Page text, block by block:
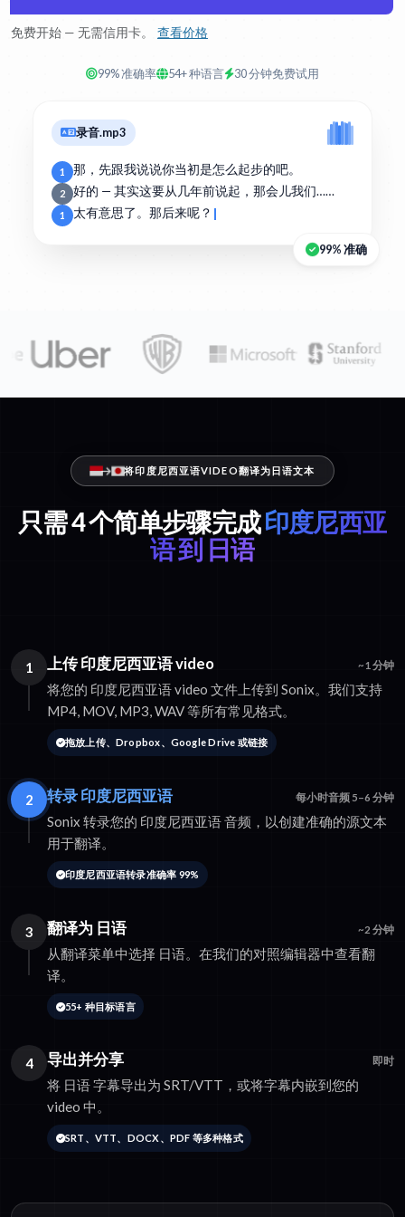
免费开始 — 无需信用卡。 查看价格
99% 准确率 54+ 种语言 30 分钟免费试用
录音.mp3
1 那，先跟我说说你当初是怎么起步的吧。
2 好的 — 其实这要从几年前说起，那会儿我们……
1 太有意思了。那后来呢？
99% 准确
将印度尼西亚语VIDEO翻译为日语文本
只需 4 个简单步骤完成印度尼西亚
语 到 日语
1 上传 印度尼西亚语 video ~1 分钟
将您的 印度尼西亚语 video 文件上传到 Sonix。我们支持
MP4, MOV, MP3, WAV 等所有常见格式。
拖放上传、Dropbox、Google Drive 或链接
2 转录 印度尼西亚语 每小时音频 5–6 分钟
Sonix 转录您的 印度尼西亚语 音频，以创建准确的源文本
用于翻译。
印度尼西亚语转录准确率 99%
3 翻译为 日语 ~2 分钟
从翻译菜单中选择 日语。在我们的对照编辑器中查看翻
译。
55+ 种目标语言
4 导出并分享 即时
将 日语 字幕导出为 SRT/VTT，或将字幕内嵌到您的
video 中。
SRT、VTT、DOCX、PDF 等多种格式